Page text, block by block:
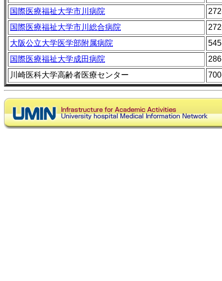
国際医療福祉大学市川病院
国際医療福祉大学市川総合病院
大阪公立大学医学部附属病院
国際医療福祉大学成田病院
川崎医科大学高齢者医療センター